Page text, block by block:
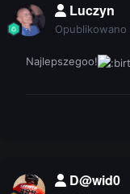
Luczyn
Opublikowano
Najlepszegoo!
D@wid0